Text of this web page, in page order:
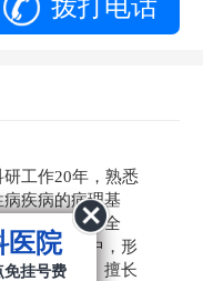
拨打电话
工作20年，熟悉
疾病的病理基
床操作，技术全
断和诊疗中，形
诊疗方案。擅长
医院
免挂号费